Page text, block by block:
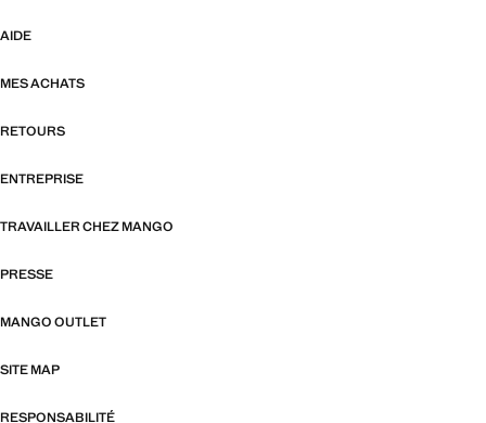
AIDE
MES ACHATS
RETOURS
ENTREPRISE
TRAVAILLER CHEZ MANGO
PRESSE
MANGO OUTLET
SITE MAP
RESPONSABILITÉ